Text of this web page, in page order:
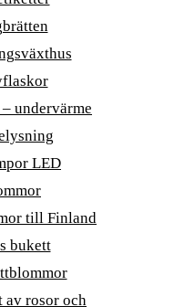
undervärme
LED
till Finland
bukett
av rosor och